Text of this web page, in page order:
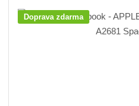
Doprava zdarma